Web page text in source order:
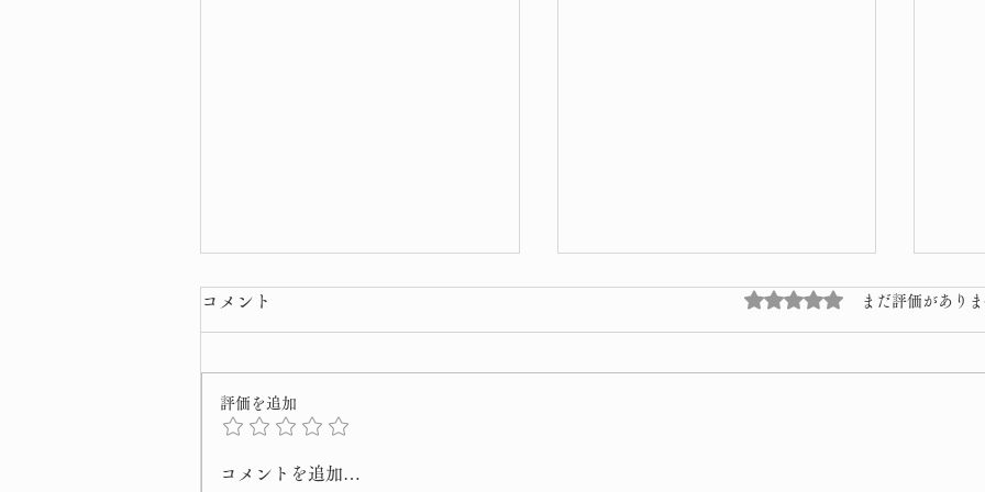
令和8年 弘法大師 ご正当
コメント 5つ星のうち0と評価されて
まだ評価があり
評価を追加
コメントを追加…